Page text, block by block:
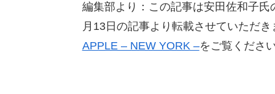
編集部より：この記事は安田佐和子
月13日の記事より転載させていただ
APPLE – NEW YORK –をご覧くださ